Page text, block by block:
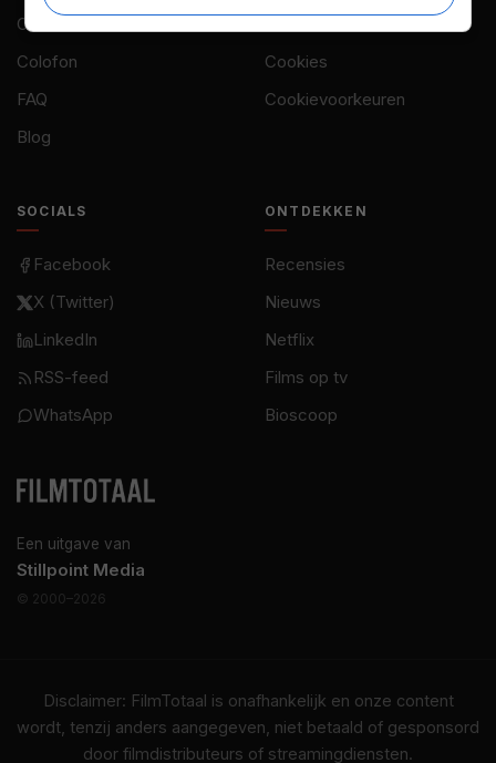
Een uitgave van
Stillpoint Media
© 2000–2026
Over ons
Colofon
FAQ
Blog
Cookies
Cookievoorkeuren
SOCIALS
Facebook
X (Twitter)
LinkedIn
RSS-feed
WhatsApp
ONTDEKKEN
Recensies
Nieuws
Netflix
Films op tv
Bioscoop
Disclaimer: FilmTotaal is onafhankelijk en onze content
wordt, tenzij anders aangegeven, niet betaald of gesponsord
door filmdistributeurs of streamingdiensten.